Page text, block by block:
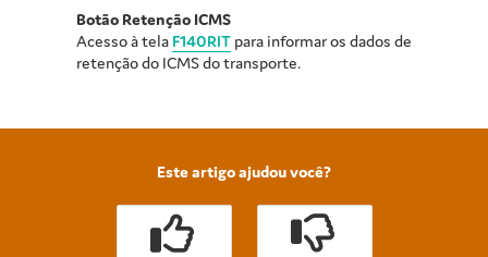
Botão Retenção ICMS
Acesso à tela F140RIT para informar os dados de
retenção do ICMS do transporte.
Este artigo ajudou você?